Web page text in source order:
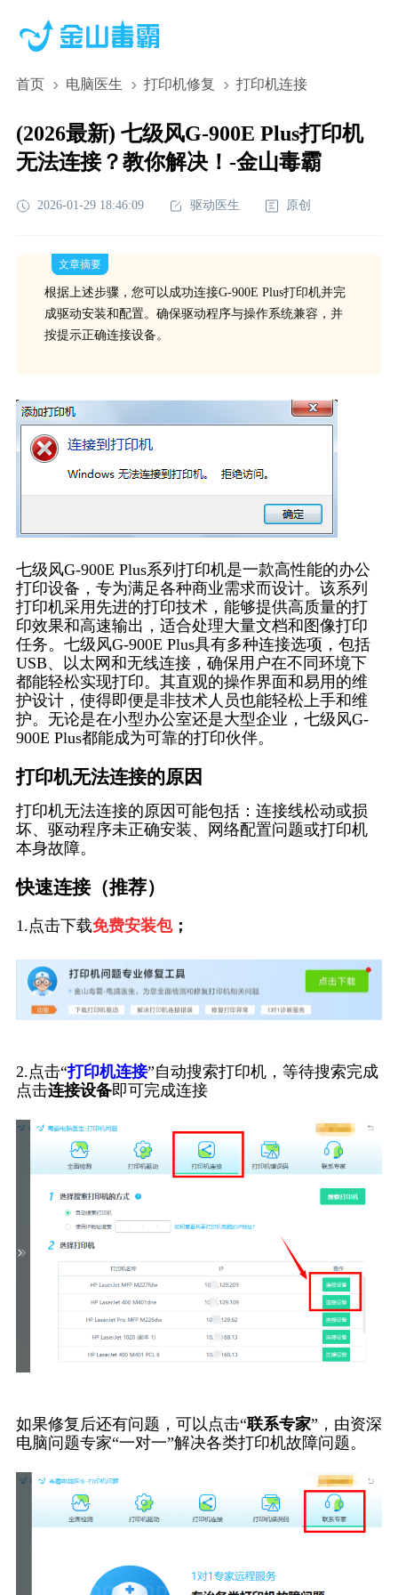
首页 电脑医生 打印机修复 打印机连接
(2026最新) 七级风G-900E Plus打印机
无法连接？教你解决！-金山毒霸
2026-01-29 18:46:09 驱动医生 原创
文章摘要
根据上述步骤，您可以成功连接G-900E Plus打印机并完
成驱动安装和配置。确保驱动程序与操作系统兼容，并
按提示正确连接设备。
七级风G-900E Plus系列打印机是一款高性能的办公
打印设备，专为满足各种商业需求而设计。该系列
打印机采用先进的打印技术，能够提供高质量的打
印效果和高速输出，适合处理大量文档和图像打印
任务。七级风G-900E Plus具有多种连接选项，包括
USB、以太网和无线连接，确保用户在不同环境下
都能轻松实现打印。其直观的操作界面和易用的维
护设计，使得即便是非技术人员也能轻松上手和维
护。无论是在小型办公室还是大型企业，七级风G-
900E Plus都能成为可靠的打印伙伴。
打印机无法连接的原因
打印机无法连接的原因可能包括：连接线松动或损
坏、驱动程序未正确安装、网络配置问题或打印机
本身故障。
快速连接（推荐）
1.点击下载免费安装包；
2.点击“打印机连接”自动搜索打印机，等待搜索完成
点击连接设备即可完成连接
如果修复后还有问题，可以点击“联系专家”，由资深
电脑问题专家“一对一”解决各类打印机故障问题。